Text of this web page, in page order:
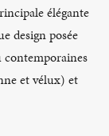
élégante
design posée
contemporaines
et vélux) et